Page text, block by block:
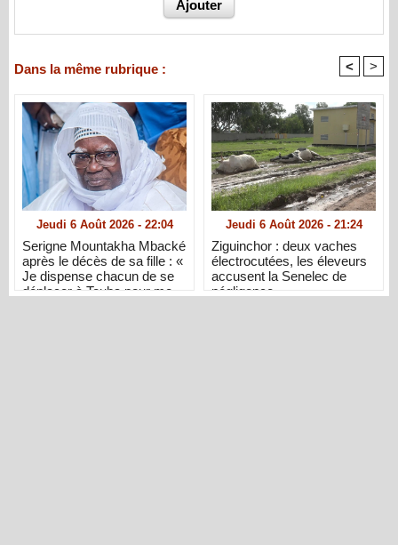
Dans la même rubrique : < >
Jeudi 6 Août 2026 - 22:04
Serigne Mountakha Mbacké
après le décès de sa fille : «
Je dispense chacun de se
déplacer à Touba pour me
Jeudi 6 Août 2026 - 21:24
Ziguinchor : deux vaches
électrocutées, les éleveurs
accusent la Senelec de
négligence